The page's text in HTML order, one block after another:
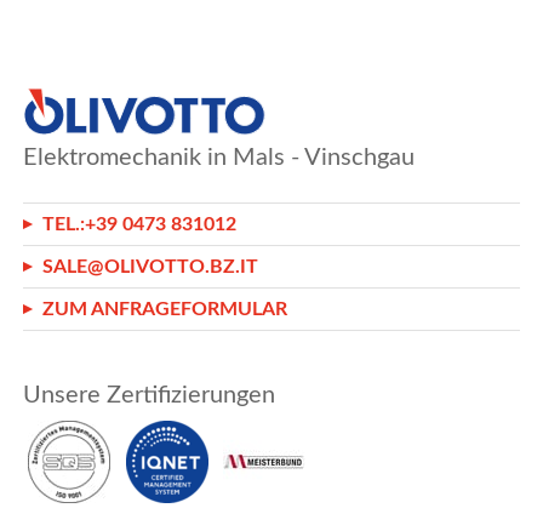
Elektromechanik in Mals - Vinschgau
TEL.:+39 0473 831012
SALE@OLIVOTTO.BZ.IT
ZUM ANFRAGEFORMULAR
Unsere Zertifizierungen